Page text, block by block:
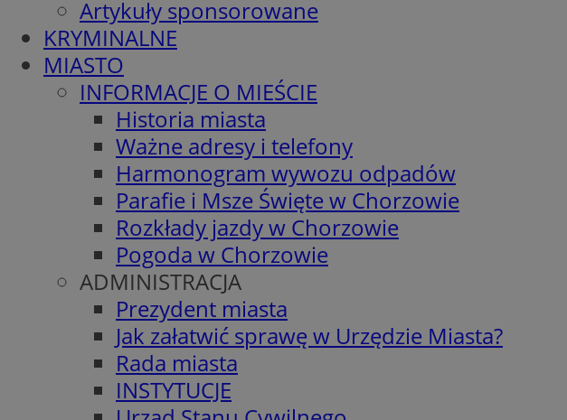
Artykuły sponsorowane
KRYMINALNE
MIASTO
INFORMACJE O MIEŚCIE
Historia miasta
Ważne adresy i telefony
Harmonogram wywozu odpadów
Parafie i Msze Święte w Chorzowie
Rozkłady jazdy w Chorzowie
Pogoda w Chorzowie
ADMINISTRACJA
Prezydent miasta
Jak załatwić sprawę w Urzędzie Miasta?
Rada miasta
INSTYTUCJE